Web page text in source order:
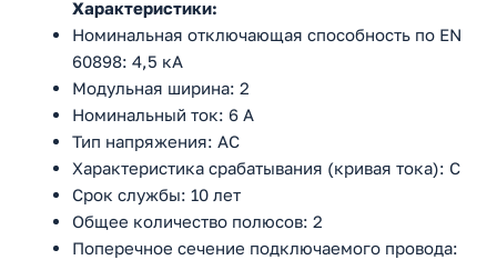
Характеристики:
Номинальная отключающая способность по EN
60898: 4,5 кА
Модульная ширина: 2
Номинальный ток: 6 А
Тип напряжения: AC
Характеристика срабатывания (кривая тока): С
Срок службы: 10 лет
Общее количество полюсов: 2
Поперечное сечение подключаемого провода: